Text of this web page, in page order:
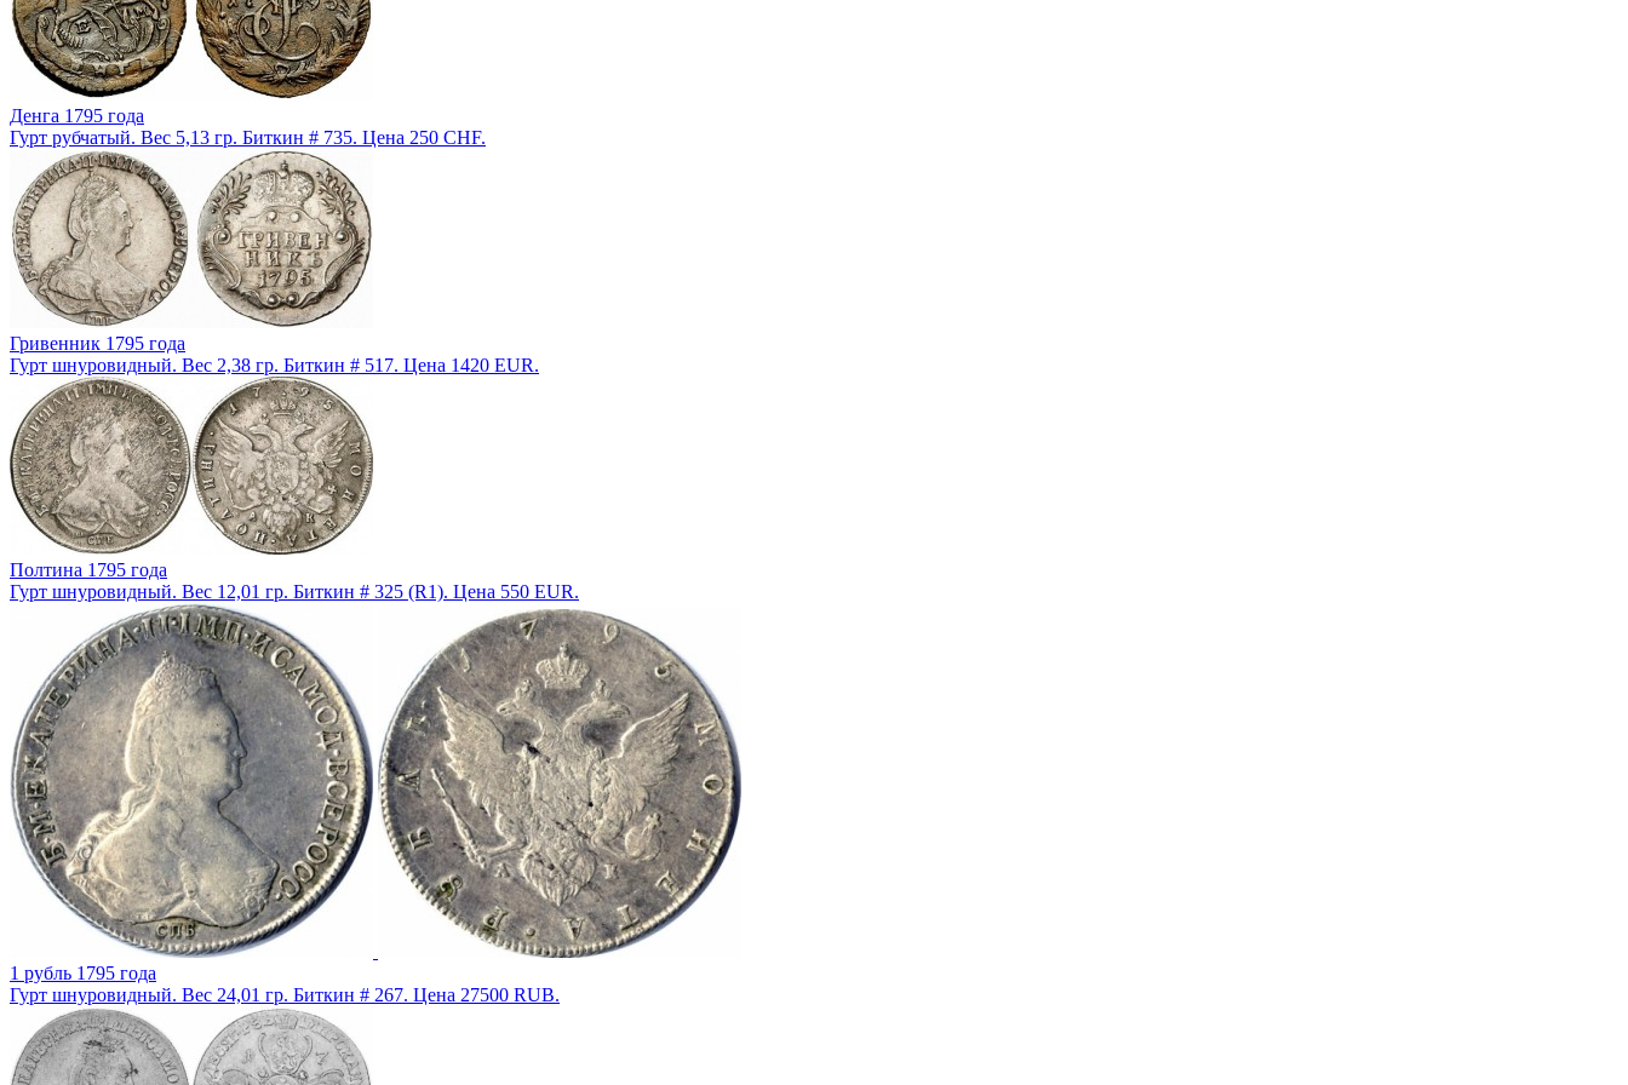
Денга 1795 года
Гурт рубчатый. Вес 5,13 гр. Биткин # 735. Цена 250 CHF.
Гривенник 1795 года
Гурт шнуровидный. Вес 2,38 гр. Биткин # 517. Цена 1420 EUR.
Полтина 1795 года
Гурт шнуровидный. Вес 12,01 гр. Биткин # 325 (R1). Цена 550 EUR.
1 рубль 1795 года
Гурт шнуровидный. Вес 24,01 гр. Биткин # 267. Цена 27500 RUB.